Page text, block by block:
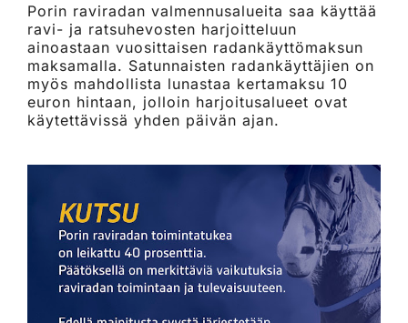
Porin raviradan valmennusalueita saa käyttää
ravi- ja ratsuhevosten harjoitteluun
ainoastaan vuosittaisen radankäyttömaksun
maksamalla. Satunnaisten radankäyttäjien on
myös mahdollista lunastaa kertamaksu 10
euron hintaan, jolloin harjoitusalueet ovat
käytettävissä yhden päivän ajan.